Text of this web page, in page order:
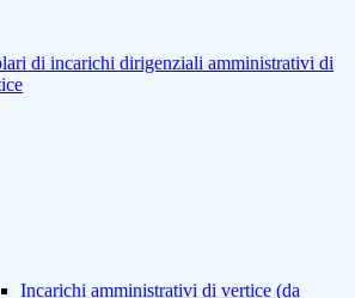
di incarichi dirigenziali amministrativi di
Incarichi amministrativi di vertice (da